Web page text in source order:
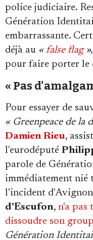
police judiciaire.
Génération
embarrassante.
déjà au « false flag»,
pour faire porter le
« Pas
Pour essayer de
« Greenpeace de la
Damien Rieu,
l'eurodéputé
parole de
immédiatement nié
l'incident
d'Escufon, n'a pas
dissoudre son
Génération